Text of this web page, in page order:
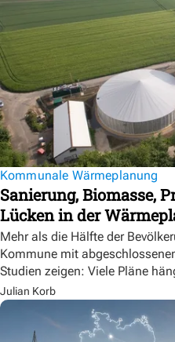
Kommunale Wärmeplanung
Sanierung, Biomasse,
Lücken in der
Mehr als die Hälfte der
Kommune mit
Studien zeigen: Viele Pläne
Julian Korb